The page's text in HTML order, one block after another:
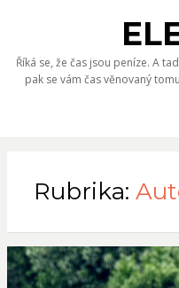
Říká se, že čas jsou peníze. A
pak se vám čas věnovaný
Rubrika: